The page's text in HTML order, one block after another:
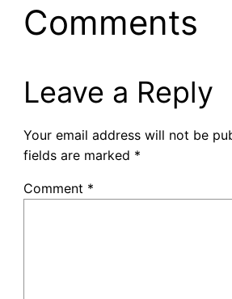
Comments
Leave a Reply
Your email address will not be
fields are marked *
Comment *